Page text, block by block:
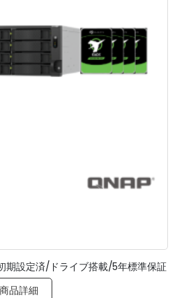
設定済/ドライブ搭載/5年標準保証
商品詳細